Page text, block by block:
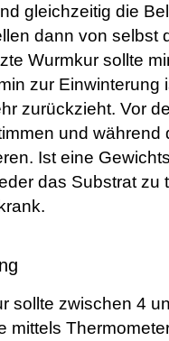
gleichzeitig die
dann von selbst
Wurmkur sollte
zur Einwinterung
zurückzieht. Vor
und während
Ist eine
das Substrat zu
sollte zwischen 4
mittels